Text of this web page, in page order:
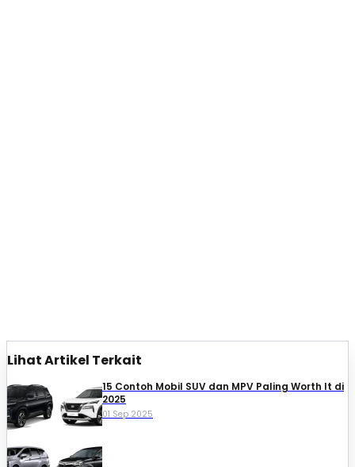
Lihat Artikel Terkait
15 Contoh Mobil SUV dan MPV Paling Worth It di
2025
01 Sep 2025